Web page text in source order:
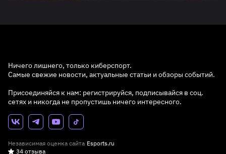
Ничего лишнего, только киберспорт.
Самые свежие новости, актуальные статьи и обзоры событий.
Присоединяйся к нам: регистрируйся, подписывайся в соц.
сетях и никогда не пропустишь ничего интересного.
Независимая оценка сайта Esports.ru
34 отзыва